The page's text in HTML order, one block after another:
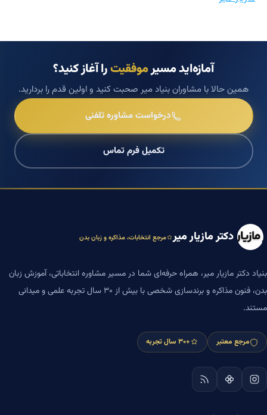
آمازه‌اید مسیرموفقیترا آغاز کنید؟
همین حالا با مشاوران بنیاد میر صحبت کنید و اولین قدم را بردارید.
درخواست مشاوره تلفنی
تکمیل فرم تماس
دکتر مازیار میر مرجع انتخابات، مذاکره و زبان بدن
بنیاد دکتر مازیار میر، همراه حرفه‌ای شما در مسیر مشاوره انتخاباتی، آموزش زبان
بدن، فنون مذاکره و برندسازی شخصی با بیش از ۳۰ سال تجربه علمی و میدانی
مستند.
مرجع معتبر +۳۰ سال تجربه